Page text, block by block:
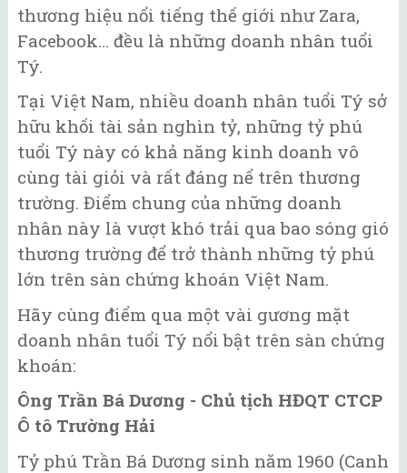
thương hiệu nổi tiếng thế giới như Zara,
Facebook… đều là những doanh nhân tuổi
Tý.
Tại Việt Nam, nhiều doanh nhân tuổi Tý sở
hữu khối tài sản nghìn tỷ, những tỷ phú
tuổi Tý này có khả năng kinh doanh vô
cùng tài giỏi và rất đáng nể trên thương
trường. Điểm chung của những doanh
nhân này là vượt khó trải qua bao sóng gió
thương trường để trở thành những tỷ phú
lớn trên sàn chứng khoán Việt Nam.
Hãy cùng điểm qua một vài gương mặt
doanh nhân tuổi Tý nổi bật trên sàn chứng
khoán:
Ông Trần Bá Dương - Chủ tịch HĐQT CTCP
Ô tô Trường Hải
Tỷ phú Trần Bá Dương sinh năm 1960 (Canh